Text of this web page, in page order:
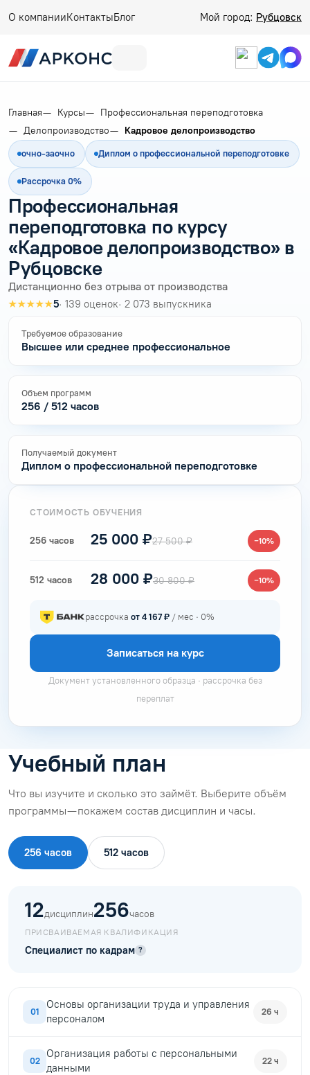
О компанииКонтактыБлог Мой город: Рубцовск
Главная Курсы
Профессиональная переподготовка
Делопроизводство
Кадровое делопроизводство
очно-заочно Диплом о профессиональной переподготовке
Рассрочка 0%
Профессиональная
переподготовка по курсу
«Кадровое делопроизводство» в
Рубцовске
Дистанционно без отрыва от производства
★★★★★5· 139 оценок· 2 073 выпускника
Требуемое образование
Высшее или среднее профессиональное
Объем программ
256 / 512 часов
Получаемый документ
Диплом о профессиональной переподготовке
СТОИМОСТЬ ОБУЧЕНИЯ
256 часов 25 000 ₽27 500 ₽ −10%
512 часов 28 000 ₽30 800 ₽ −10%
рассрочка от 4 167 ₽ / мес · 0%
Записаться на курс
Документ установленного образца · рассрочка без
переплат
Учебный план
Что вы изучите и сколько это займёт. Выберите объём
программы — покажем состав дисциплин и часы.
256 часов 512 часов
12дисциплин256часов
ПРИСВАИВАЕМАЯ КВАЛИФИКАЦИЯ
Специалист по кадрам ?
01
Основы организации труда и управления
персоналом
26 ч
02
Организация работы с персональными
данными
22 ч